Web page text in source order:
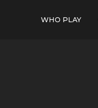
WHO PLAY